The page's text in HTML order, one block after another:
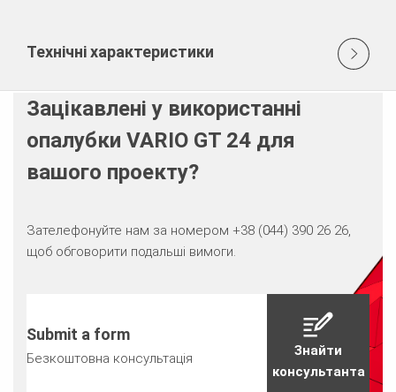
Технічні характеристики
Зацікавлені у використанні
опалубки VARIO GT 24 для
вашого проекту?
Зателефонуйте нам за номером +38 (044) 390 26 26,
щоб обговорити подальші вимоги.
Submit a form
Безкоштовна консультація
Знайти
консультанта